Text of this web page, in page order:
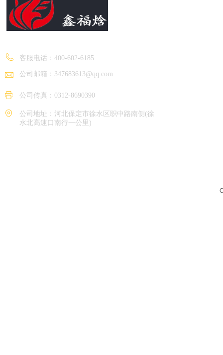
客服电话： 400-602-6185
公司邮箱：347683613@qq.com
公司传真：0312-8690390
公司地址：河北保定市徐水区职中路南侧(徐
水北高速口南行一公里)